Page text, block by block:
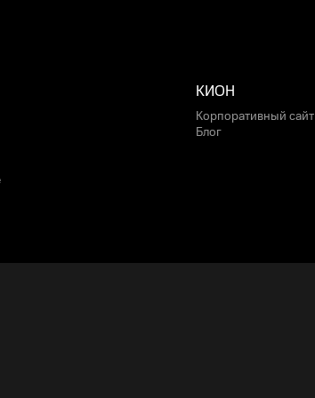
КИОН
Корпоративный сайт
Блог